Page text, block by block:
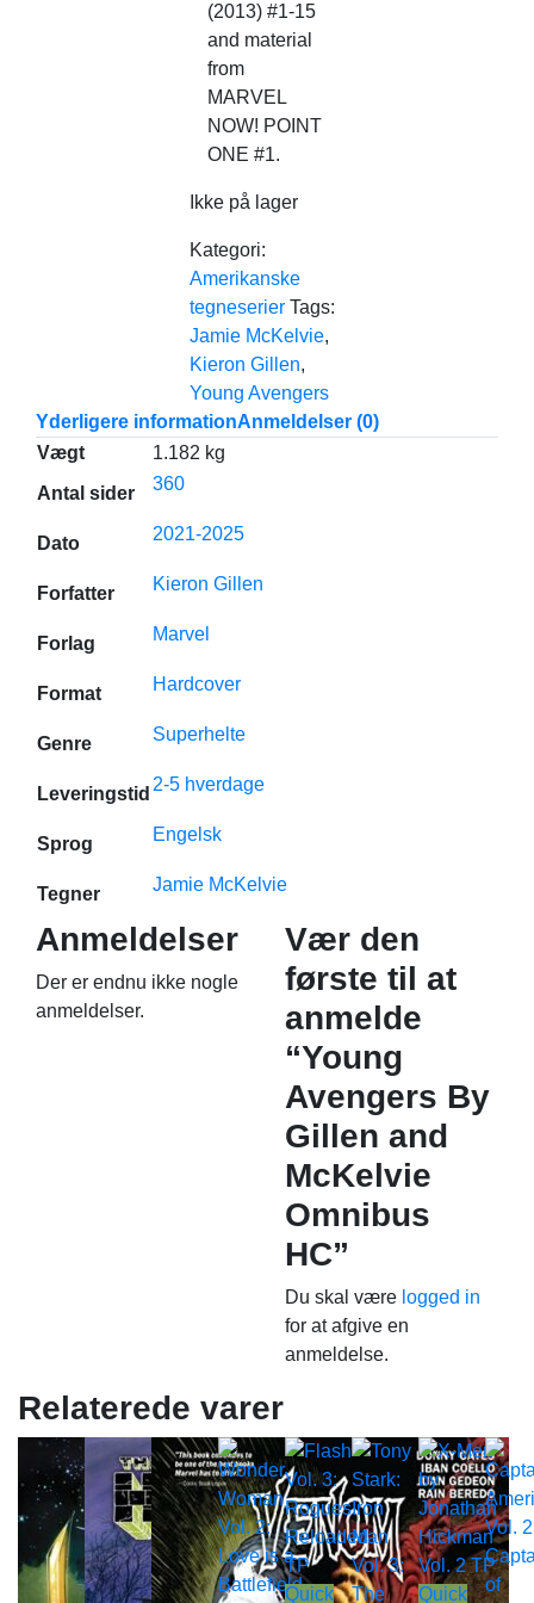
(2013) #1-15
and material
from
MARVEL
NOW! POINT
ONE #1.
Ikke på lager
Kategori:
Amerikanske
tegneserier Tags:
Jamie McKelvie,
Kieron Gillen,
Young Avengers
Yderligere informationAnmeldelser (0)
Vægt
1.182 kg
Antal sider
360
Dato 2021-2025
Forfatter Kieron Gillen
Forlag Marvel
Format Hardcover
Genre Superhelte
Leveringstid 2-5 hverdage
Sprog Engelsk
Tegner Jamie McKelvie
Anmeldelser
Der er endnu ikke nogle
anmeldelser.
Vær den
første til at
anmelde
“Young
Avengers By
Gillen and
McKelvie
Omnibus
HC”
Du skal være logged in
for at afgive en
anmeldelse.
Relaterede varer
Quick
Quick